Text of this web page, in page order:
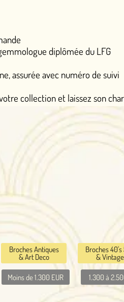
du LFG
de suivi
son charme vintage
Broches 40's 50's
& Vintage
Broches
& Flore
1.300 à 2.500 EUR Plus de